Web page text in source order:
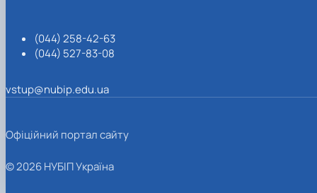
(044) 258-42-63
(044) 527-83-08
vstup@nubip.edu.ua
Офіційний портал сайту
© 2026 НУБІП Україна